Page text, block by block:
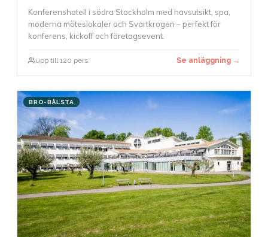
Konferenshotell i södra Stockholm med havsutsikt, spa,
moderna möteslokaler och Svartkrogen – perfekt för
konferens, kickoff och företagsevent.
upp till 120 pers. Se anläggning →
BRO-BÅLSTA